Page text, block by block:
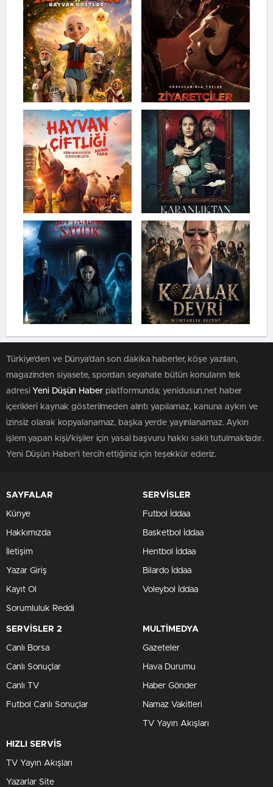
Türkiye'den ve Dünya’dan son dakika haberler, köşe yazıları,
magazinden siyasete, spordan seyahate bütün konuların tek
adresi Yeni Düşün Haberplatformunda; yenidusun.net haber
içerikleri kaynak gösterilmeden alıntı yapılamaz, kanuna aykırı ve
izinsiz olarak kopyalanamaz, başka yerde yayınlanamaz. Aykırı
işlem yapan kişi/kişiler için yasal başvuru hakkı saklı tutulmaktadır.
Yeni Düşün Haber'i tercih ettiğiniz için teşekkür ederiz.
SAYFALAR
Künye
Hakkımızda
İletişim
Yazar Giriş
Kayıt Ol
Sorumluluk Reddi
SERVİSLER
Futbol İddaa
Basketbol İddaa
Hentbol İddaa
Bilardo İddaa
Voleybol İddaa
SERVİSLER 2
Canlı Borsa
Canlı Sonuçlar
Canlı TV
Futbol Canlı Sonuçlar
MULTİMEDYA
Gazeteler
Hava Durumu
Haber Gönder
Namaz Vakitleri
TV Yayın Akışları
HIZLI SERVİS
TV Yayın Akışları
Yazarlar Site